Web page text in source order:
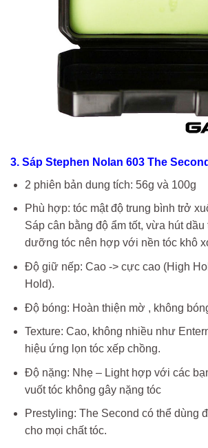
3. Sáp Stephen Nolan 603 The
2 phiên bản dung tích: 56g và 100g
Phù hợp: tóc mật độ trung bình trở
Sáp cân bằng độ ẩm tốt, vừa hút
dưỡng tóc nên hợp với nền tóc khô
Độ giữ nếp: Cao -> cực cao (High
Hold).
Độ bóng: Hoàn thiện mờ , không
Texture: Cao, không nhiều như
hiệu ứng lọn tóc xếp chồng.
Độ nặng: Nhẹ – Light hợp với các
vuốt tóc không gây nặng tóc
Prestyling: The Second có thể dùng
cho mọi chất tóc.